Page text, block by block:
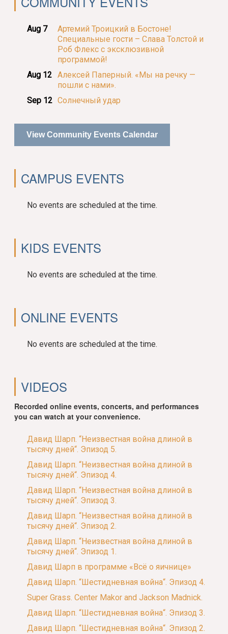
Aug 7
Артемий Троицкий в Бостоне!
Специальные гости – Слава Толстой и
Роб Флекс с эксклюзивной
программой!
Aug 12 Алексей Паперный. «Мы на речку —
пошли с нами».
Sep 12 Солнечный удар
View Community Events Calendar
CAMPUS EVENTS
No events are scheduled at the time.
KIDS EVENTS
No events are scheduled at the time.
ONLINE EVENTS
No events are scheduled at the time.
VIDEOS
Recorded online events, concerts, and performances
you can watch at your convenience.
Давид Шарп. “Неизвестная война длиной в
тысячу дней“. Эпизод 5.
Давид Шарп. “Неизвестная война длиной в
тысячу дней“. Эпизод 4.
Давид Шарп. “Неизвестная война длиной в
тысячу дней“. Эпизод 3.
Давид Шарп. “Неизвестная война длиной в
тысячу дней“. Эпизод 2.
Давид Шарп. “Неизвестная война длиной в
тысячу дней“. Эпизод 1.
Давид Шарп в программе «Всё о яичнице»
Давид Шарп. “Шестидневная война“. Эпизод 4.
Super Grass. Center Makor and Jackson Madnick.
Давид Шарп. “Шестидневная война“. Эпизод 3.
Давид Шарп. “Шестидневная война“. Эпизод 2.